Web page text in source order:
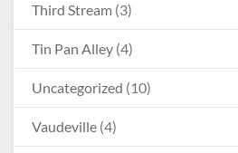
Third Stream (3)
Tin Pan Alley (4)
Uncategorized (10)
Vaudeville (4)